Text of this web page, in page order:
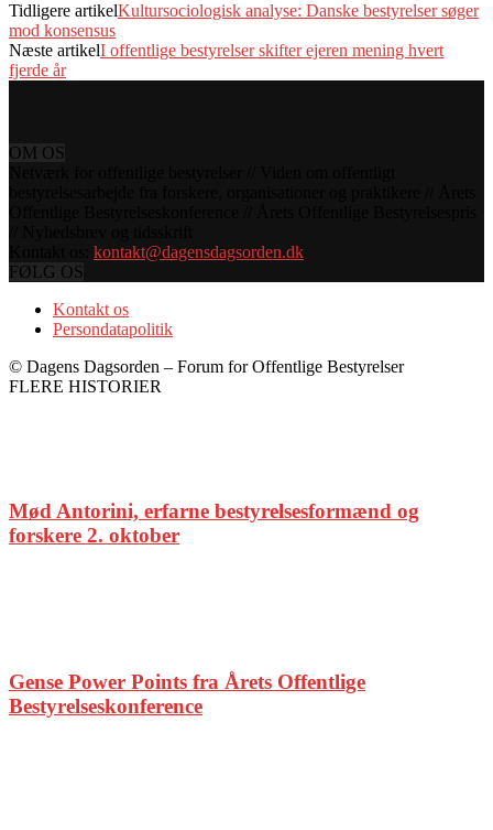
Tidligere artikelKultursociologisk analyse: Danske bestyrelser søger
mod konsensus
Næste artikelI offentlige bestyrelser skifter ejeren mening hvert
fjerde år
OM OS
kontakt@dagensdagsorden.dk
FØLG OS
Kontakt os
Persondatapolitik
© Dagens Dagsorden – Forum for Offentlige Bestyrelser
FLERE HISTORIER
Mød Antorini, erfarne bestyrelsesformænd og
forskere 2. oktober
Gense Power Points fra Årets Offentlige
Bestyrelseskonference